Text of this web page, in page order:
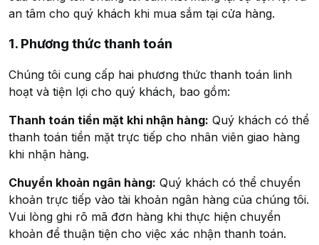
an tâm cho quý khách khi mua sắm tại cửa hàng.
1. Phương thức thanh toán
Chúng tôi cung cấp hai phương thức thanh toán linh
hoạt và tiện lợi cho quý khách, bao gồm:
Thanh toán tiền mặt khi nhận hàng: Quý khách có thể
thanh toán tiền mặt trực tiếp cho nhân viên giao hàng
khi nhận hàng.
Chuyển khoản ngân hàng: Quý khách có thể chuyển
khoản trực tiếp vào tài khoản ngân hàng của chúng tôi.
Vui lòng ghi rõ mã đơn hàng khi thực hiện chuyển
khoản để thuận tiện cho việc xác nhận thanh toán.